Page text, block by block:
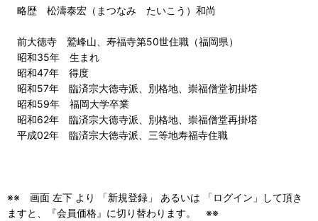
略歴 松濤泰宏（まつなみ たいこう）和尚
前大徳寺 鷲峰山、寿福寺第50世住職（福岡県）
昭和35年 生まれ
昭和47年 得度
昭和57年 臨済宗大徳寺派、別格地、崇福僧堂初掛塔
昭和59年 福岡大学卒業
昭和62年 臨済宗大徳寺派、別格地、崇福僧堂再掛塔
平成02年 臨済宗大徳寺派、三等地寿福寺住職
※※ 画面 左下 より 「新規登録」 あるいは 「ログイン」して頂き
ますと、『会員価格』に切り替わります。 ※※